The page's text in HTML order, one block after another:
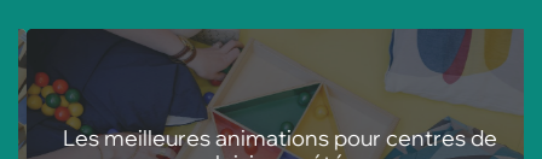
Les meilleures animations pour centres de